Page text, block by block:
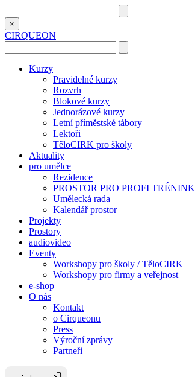
×
CIRQUEON
Kurzy
Pravidelné kurzy
Rozvrh
Blokové kurzy
Jednorázové kurzy
Letní příměstské tábory
Lektoři
TěloCIRK pro školy
Aktuality
pro umělce
Rezidence
PROSTOR PRO PROFI TRÉNINK
Umělecká rada
Kalendář prostor
Projekty
Prostory
audiovideo
Eventy
Workshopy pro školy / TěloCIRK
Workshopy pro firmy a veřejnost
e-shop
O nás
Kontakt
o Cirqueonu
Press
Výroční zprávy
Partneři